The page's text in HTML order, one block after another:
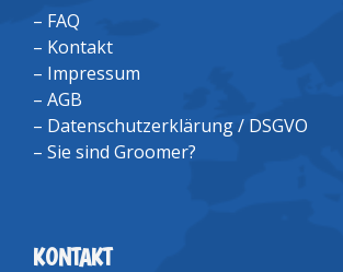
– FAQ
– Kontakt
– Impressum
– AGB
– Datenschutzerklärung / DSGVO
– Sie sind Groomer?
KONTAKT